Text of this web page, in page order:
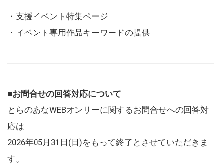
・支援イベント特集ページ
・イベント専用作品キーワードの提供
■お問合せの回答対応について
とらのあなWEBオンリーに関するお問合せへの回答対
応は
2026年05月31日(日)をもって終了とさせていただきま
す。